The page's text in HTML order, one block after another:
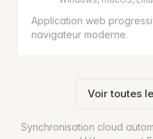
Application web
navigateur moderne.
Voir toutes
Synchronisation cloud